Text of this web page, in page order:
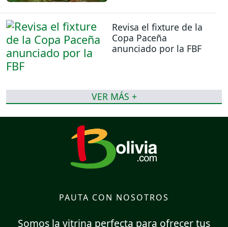
Revisa el fixture de la
Copa Paceña
anunciado por la FBF
VER MÁS +
PAUTA CON NOSOTROS
Somos la vitrina perfecta para ofrecer tus